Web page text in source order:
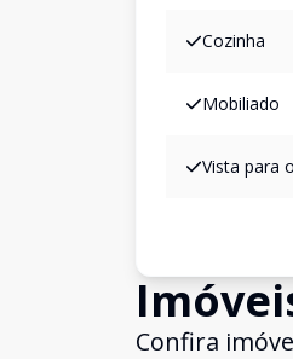
Cozinha
Mobiliado
Vista para
Confira